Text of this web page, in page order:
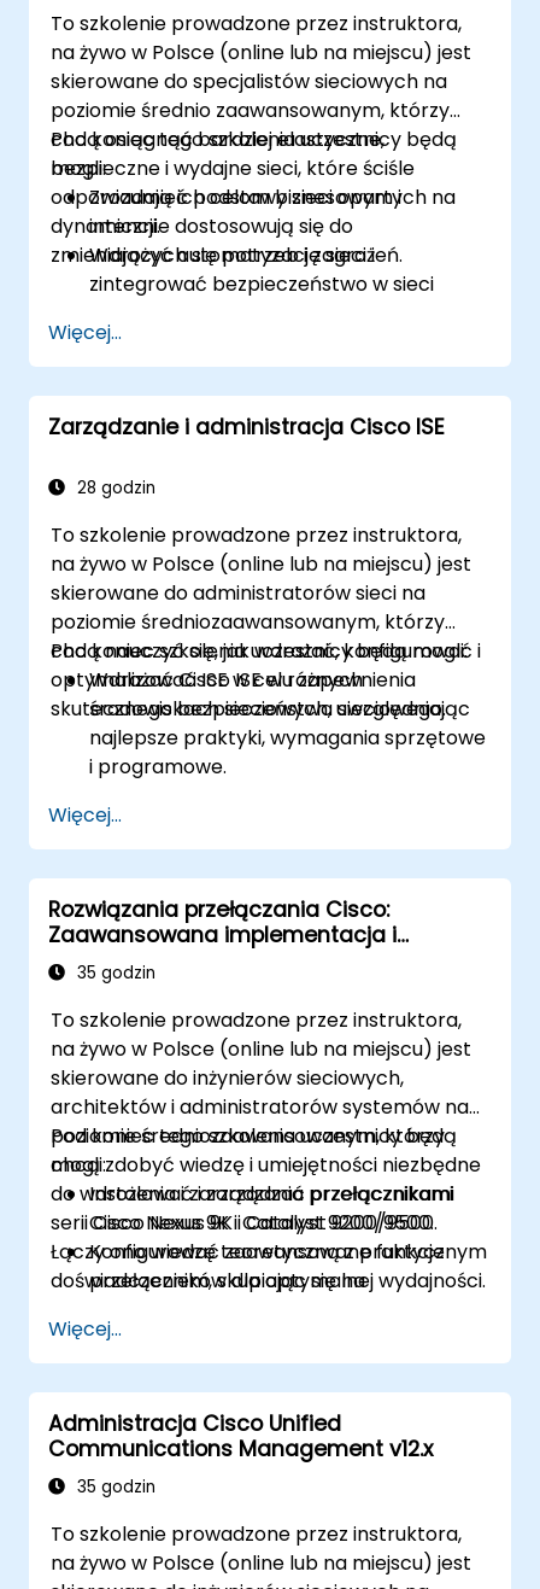
To szkolenie prowadzone przez instruktora,
na żywo w Polsce (online lub na miejscu) jest
skierowane do specjalistów sieciowych na
poziomie średnio zaawansowanym, którzy
chcą osiągnąć bardziej elastyczne,
bezpieczne i wydajne sieci, które ściśle
odpowiadają ich celom biznesowym i
dynamicznie dostosowują się do
zmieniających się potrzeb i zagrożeń.
Pod koniec tego szkolenia uczestnicy będą
mogli:
Zrozumieć podstawy sieci opartych na
intencji.
Wdrożyć automatyzację sieci i
zintegrować bezpieczeństwo w sieci
Wykorzystać analitykę do monitorowania
sieci oraz jak zapewnienie może
dostarczyć wglądu w wydajność sieci i
doświadczenie użytkownika.
intencji, która spełnia wymagania
Więcej...
Zarządzanie i administracja Cisco ISE
28 godzin
To szkolenie prowadzone przez instruktora,
na żywo w Polsce (online lub na miejscu) jest
skierowane do administratorów sieci na
poziomie średniozaawansowanym, którzy
chcą nauczyć się, jak wdrażać, konfigurować i
optymalizować ISE w celu zapewnienia
skutecznego bezpieczeństwa sieciowego.
Pod koniec szkolenia uczestnicy będą mogli:
Wdrażać Cisco ISE w różnych
środowiskach sieciowych, uwzględniając
najlepsze praktyki, wymagania sprzętowe
i programowe.
identyfikacji i klasyfikacji podłączonych
urządzeń.
Zarządzać autoryzacją i kontrolą
dostępu.
Konfigurować polityki postawy, działania
naprawcze i moduły zgodności.
Więcej...
Rozwiązania przełączania Cisco:
Zaawansowana implementacja i
zarządzanie
35 godzin
To szkolenie prowadzone przez instruktora,
na żywo w Polsce (online lub na miejscu) jest
skierowane do inżynierów sieciowych,
architektów i administratorów systemów na
poziomie średniozaawansowanym, którzy
chcą zdobyć wiedzę i umiejętności niezbędne
do wdrożenia i zarządzania przełącznikami
serii Cisco Nexus 9K i Catalyst 9200/9500.
Łączy ono wiedzę teoretyczną z praktycznym
doświadczeniem, skupiając się na
Pod koniec tego szkolenia uczestnicy będą
mogli:
Instalować i zarządzać przełącznikami
Cisco Nexus 9K i Catalyst 9200/9500.
Konfigurować zaawansowane funkcje
przełączników dla optymalnej wydajności.
środowiskach sieciowych.
Zwiększać odporność i efektywność sieci.
Wykorzystywać przełączniki do wysokiej
dostępności i zarządzania danymi.
Więcej...
Administracja Cisco Unified
Communications Management v12.x
35 godzin
To szkolenie prowadzone przez instruktora,
na żywo w Polsce (online lub na miejscu) jest